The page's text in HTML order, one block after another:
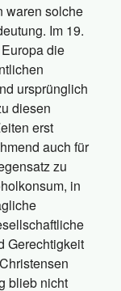
waren solche
Im 19.
die
ursprünglich
diesen
erst
auch für
zu
in
Gerechtigkeit
blieb nicht